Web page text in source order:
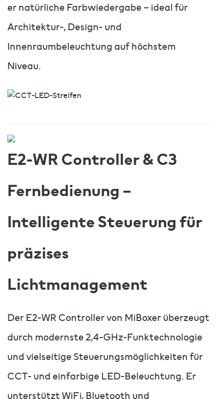
er natürliche Farbwiedergabe – ideal für
Architektur-, Design- und
Innenraumbeleuchtung auf höchstem
Niveau.
E2-WR Controller & C3
Fernbedienung –
Intelligente Steuerung für
präzises
Lichtmanagement
Der E2-WR Controller von MiBoxer überzeugt
durch modernste 2,4-GHz-Funktechnologie
und vielseitige Steuerungsmöglichkeiten für
CCT- und einfarbige LED-Beleuchtung. Er
unterstützt WiFi, Bluetooth und